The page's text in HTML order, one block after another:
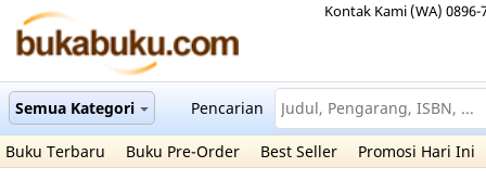
Kontak Kami (WA) 0896-
Semua Kategori Pencarian
Buku Terbaru Buku Pre-Order Best Seller Promosi Hari Ini